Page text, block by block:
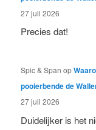
27 juli 2026
Precies dat!
Spic & Span op
pooierbende de
27 juli 2026
Duidelijker is het